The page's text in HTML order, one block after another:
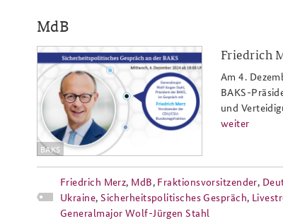
Advisory Board
Partners
Security Policy Course for Senior Officials
Public Events
MdB
BAKS
Friedrich
Am 4.
BAKS-
und
weiter
Friedrich Merz, MdB, Fraktionsvorsitzender,
Ukraine, Sicherheitspolitisches Gespräch,
Generalmajor Wolf-Jürgen Stahl